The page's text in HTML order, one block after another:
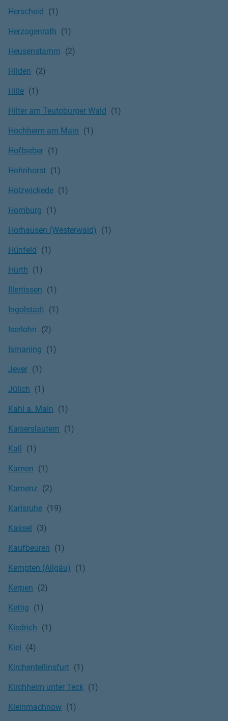
Herscheid
Herzogenrath
Heusenstamm
Hilden
Hille
Hilter am Teutoburger Wald
Hochheim am Main
Hofbieber
Hohnhorst
Holzwickede
Homburg
Horhausen (Westerwald)
Hünfeld
Hürth
Illertissen
Ingolstadt
Iserlohn
Ismaning
Jever
Jülich
Kahl a. Main
Kaiserslautern
Kall
Kamen
Kamenz
Karlsruhe
Kassel
Kaufbeuren
Kempten (Allgäu)
Kerpen
Kettig
Kiedrich
Kiel
Kirchentellinsfurt
Kirchheim unter Teck
Kleinmachnow